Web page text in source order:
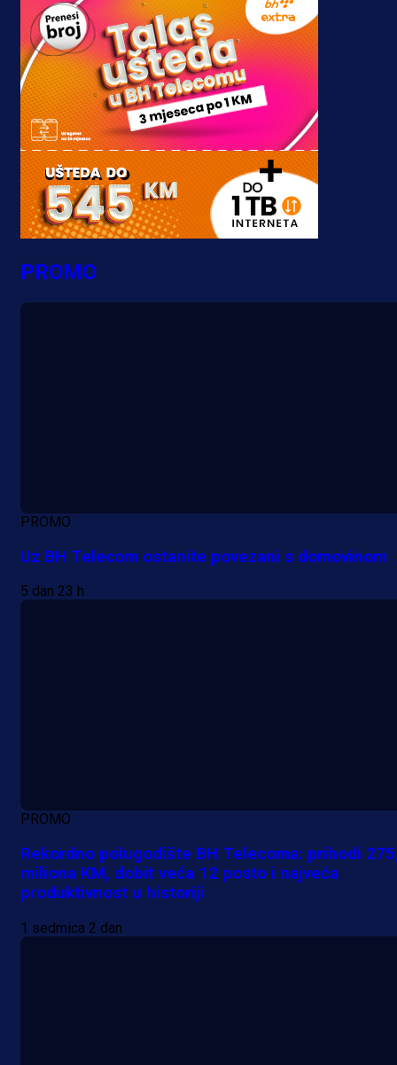
PROMO
PROMO
Uz BH Telecom ostanite povezani s domovinom
5 dan 23 h
PROMO
Rekordno polugodište BH Telecoma: prihodi
miliona KM, dobit veća 12 posto i najveća
produktivnost u historiji
1 sedmica 2 dan